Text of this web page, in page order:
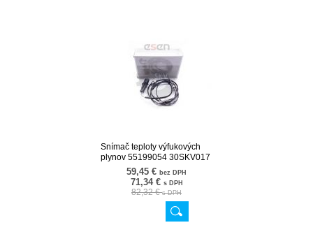
Snímač teploty výfukových
plynov 55199054 30SKV017
59,45 € bez DPH
71,34 € s DPH
82,32 €s DPH